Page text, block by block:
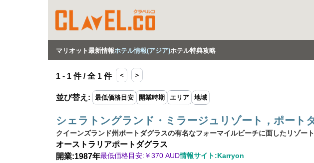
マリオット最新情報ホテル情報(アジア)ホテル特典攻略
1 - 1 件 / 全 1 件 ＜ ＞
並び替え : 最低価格目安 開業時期 エリア 地域
シェラトングランド・ミラージュリゾート，ポー
クイーンズランド州ポートダグラスの有名なフォーマイルビーチに面したリゾート
オーストラリアポートダグラス
開業:1987年最低価格目安:￥370 AUD情報サイト:Karryon